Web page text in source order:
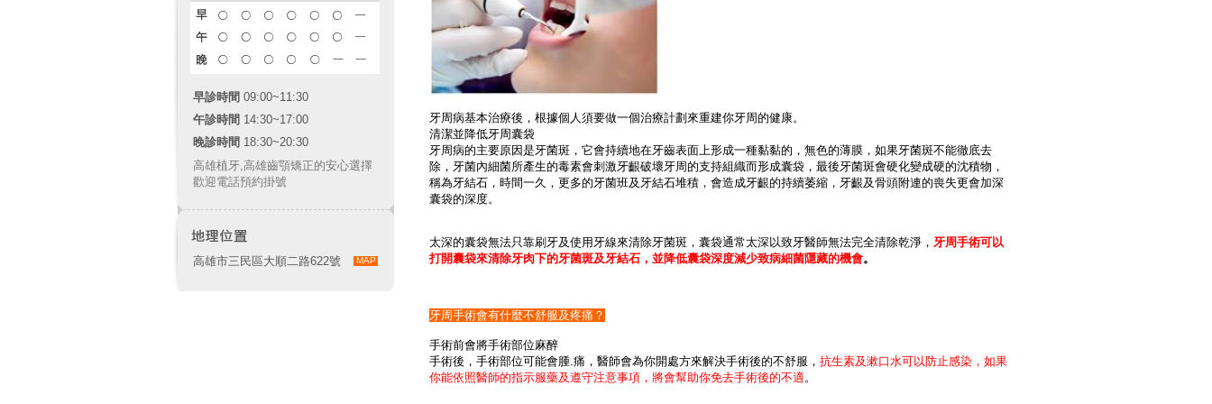
早診時間 09:00~11:30
午診時間 14:30~17:00
晚診時間 18:30~20:30
高雄植牙,高雄齒顎矯正的安心選擇
歡迎電話預約掛號
MAP
高雄市三民區大順二路622號
牙周病基本治療後，根據個人須要做一個治療計劃來重建你牙周的健康。
清潔並降低牙周囊袋
牙周病的主要原因是牙菌斑，它會持續地在牙齒表面上形成一種黏黏的，無色的薄膜，如果牙菌斑不能徹底去
除，牙菌內細菌所產生的毒素會刺激牙齦破壞牙周的支持組織而形成囊袋，最後牙菌斑會硬化變成硬的沈積物，
稱為牙結石，時間一久，更多的牙菌班及牙結石堆積，會造成牙齦的持續萎縮，牙齦及骨頭附連的喪失更會加深
囊袋的深度。
太深的囊袋無法只靠刷牙及使用牙線來清除牙菌斑，囊袋通常太深以致牙醫師無法完全清除乾淨， 牙周手術可以
打開囊袋來清除牙肉下的牙菌斑及牙結石，並降低囊袋深度減少致病細菌隱藏的機會。
牙周手術會有什麼不舒服及疼痛？
手術前會將手術部位麻醉
手術後，手術部位可能會腫.痛，醫師會為你開處方來解決手術後的不舒服， 抗生素及漱口水可以防止感染，如果
你能依照醫師的指示服藥及遵守注意事項，將會幫助你免去手術後的不適。